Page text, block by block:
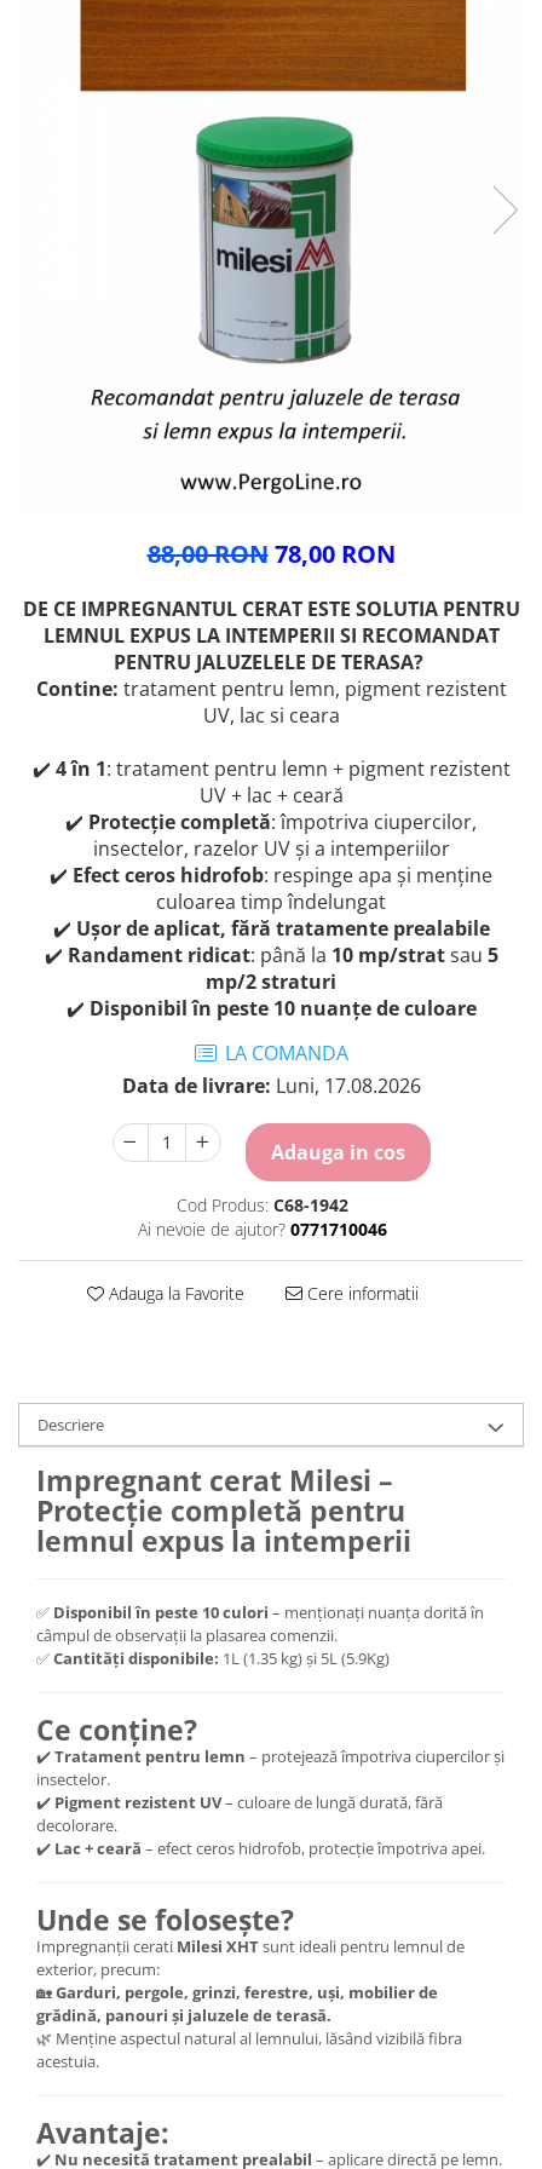
Glisiere / feronerii
Feroneriile PergoLino®
Glisiere din aluminiu
88,00 RON 78,00 RON
DE CE IMPREGNANTUL CERAT ESTE SOLUTIA PENTRU
LEMNUL EXPUS LA INTEMPERII SI RECOMANDAT
PENTRU JALUZELELE DE TERASA?
Contine: tratament pentru lemn, pigment rezistent
UV, lac si ceara
✔️ 4 în 1: tratament pentru lemn + pigment rezistent
UV + lac + ceară
✔️ Protecție completă: împotriva ciupercilor,
insectelor, razelor UV și a intemperiilor
✔️ Efect ceros hidrofob: respinge apa și menține
culoarea timp îndelungat
✔️ Ușor de aplicat, fără tratamente prealabile
✔️ Randament ridicat: până la 10 mp/stratsau 5
mp/2 straturi
✔️ Disponibil în peste 10 nuanțe de culoare
LA COMANDA
Data de livrare: Luni, 17.08.2026
Adauga in cos
Cod Produs: C68-1942
Ai nevoie de ajutor? 0771710046
Adauga la Favorite Cere informatii
Descriere
Impregnant cerat Milesi –
Protecție completă pentru
lemnul expus la intemperii
✅ Disponibil în peste 10 culori – menționați nuanța dorită în
câmpul de observații la plasarea comenzii.
✅Cantități disponibile: 1L (1.35 kg) și 5L (5.9Kg)
Ce conține?
✔️Tratament pentru lemn – protejează împotriva ciupercilor și
insectelor.
✔️ Pigment rezistent UV– culoare de lungă durată, fără
decolorare.
✔️ Lac + ceară – efect ceros hidrofob, protecție împotriva apei.
Unde se folosește?
Impregnanții cerati Milesi XHTsunt ideali pentru lemnul de
exterior, precum:
🏡Garduri, pergole, grinzi, ferestre, uși, mobilier de
grădină, panouri și jaluzele de terasă.
🌿 Menține aspectul natural al lemnului, lăsând vizibilă fibra
acestuia.
Avantaje:
✔️ Nu necesită tratament prealabil – aplicare directă pe lemn.